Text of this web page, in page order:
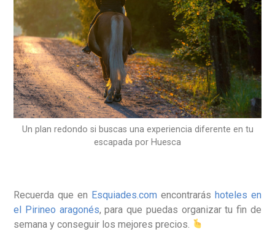
Un plan redondo si buscas una experiencia diferente en tu
escapada por Huesca
Recuerda que en Esquiades.com encontrarás hoteles en
el Pirineo aragonés, para que puedas organizar tu fin de
semana y conseguir los mejores precios.